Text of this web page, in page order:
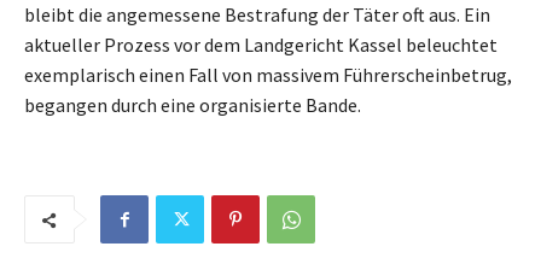
bleibt die angemessene Bestrafung der Täter oft aus. Ein
aktueller Prozess vor dem Landgericht Kassel beleuchtet
exemplarisch einen Fall von massivem Führerscheinbetrug,
begangen durch eine organisierte Bande.